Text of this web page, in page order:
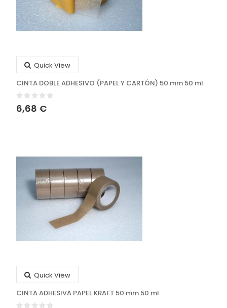
Quick View
CINTA DOBLE ADHESIVO (PAPEL Y CARTÓN) 50 mm 50 ml
6,68 €
Quick View
CINTA ADHESIVA PAPEL KRAFT 50 mm 50 ml